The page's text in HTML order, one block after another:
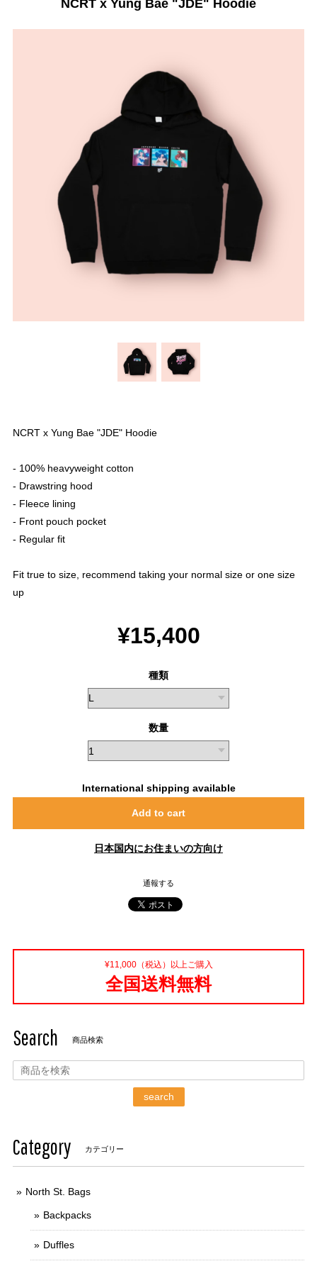
NCRT x Yung Bae "JDE" Hoodie
NCRT x Yung Bae "JDE" Hoodie
- 100% heavyweight cotton
- Drawstring hood
- Fleece lining
- Front pouch pocket
- Regular fit
Fit true to size, recommend taking your normal size or one size
up
¥15,400
種類
数量
International shipping available
Add to cart
日本国内にお住まいの方向け
通報する
¥11,000（税込）以上ご購入
全国送料無料
Search 商品検索
search
Category カテゴリー
North St. Bags
Backpacks
Duffles